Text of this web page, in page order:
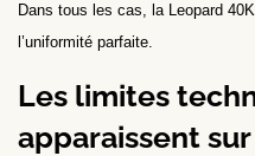
Dans tous les cas, la Leopard
l’uniformité parfaite.
Les limites
apparaissent